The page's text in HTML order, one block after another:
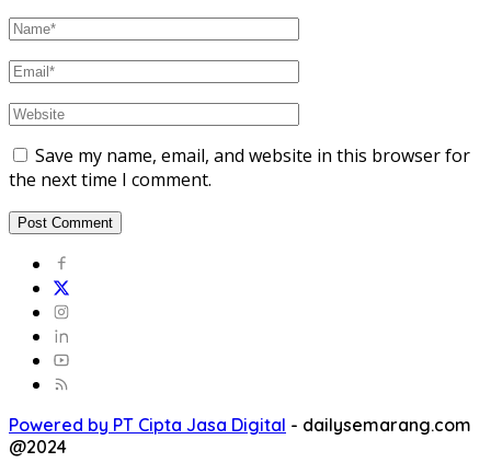
Save my name, email, and website in this browser for
the next time I comment.
Powered by PT Cipta Jasa Digital - dailysemarang.com
@2024